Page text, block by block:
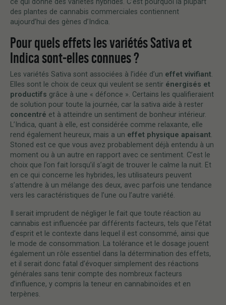
des plantes de cannabis commerciales contiennent
aujourd’hui des gènes d’Indica.
Pour quels effets les variétés Sativa et
Indica sont-elles connues ?
Les variétés Sativa sont associées à l’idée d’un effet vivifiant.
Elles sont le choix de ceux qui veulent se sentir énergisés et
productifs grâce à une « défonce ». Certains les qualifieraient
de solution pour toute la journée, car la sativa aide à rester
concentré et à atteindre un sentiment de bonheur intérieur.
L’Indica, quant à elle, est considérée comme relaxante, elle
rend également heureux, mais a un effet physique apaisant.
Stoned est ce que vous avez probablement déjà entendu à un
moment ou à un autre en rapport avec ce sentiment. C’est le
choix que l’on fait lorsqu’il s’agit de trouver le calme la nuit. Et
en ce qui concerne les hybrides, les utilisateurs peuvent
s’attendre à un mélange des deux, avec parfois une tendance
vers les caractéristiques de l’une ou l’autre variété.
Il serait imprudent de négliger le fait que toute réaction au
cannabis est influencée par différents facteurs, tels que l’état
d’esprit et le contexte dans lequel il est consommé, ainsi que
le mode de consommation. La tolérance et le dosage jouent
également un rôle essentiel dans la détermination des effets,
et il serait donc fatal d’évoquer simplement des réactions
générales sans tenir compte des nombreux facteurs
d’influence, y compris la teneur en cannabinoïdes et en
terpènes.